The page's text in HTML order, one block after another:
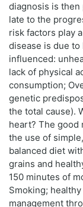
diagnosis is then
late to the
risk factors play
disease is due
influenced:
lack of physical
consumption;
genetic
the total cause).
heart? The good
the use of
balanced diet
grains and
150 minutes of
Smoking;
management